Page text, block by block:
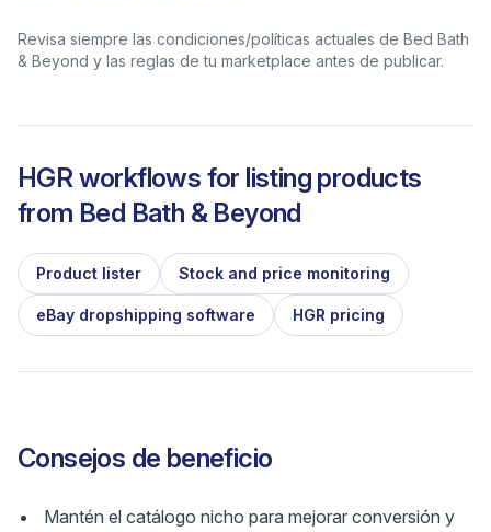
Revisa siempre las condiciones/políticas actuales de Bed Bath
& Beyond y las reglas de tu marketplace antes de publicar.
HGR workflows for listing products
from Bed Bath & Beyond
Product lister Stock and price monitoring
eBay dropshipping software HGR pricing
Consejos de beneficio
Mantén el catálogo nicho para mejorar conversión y